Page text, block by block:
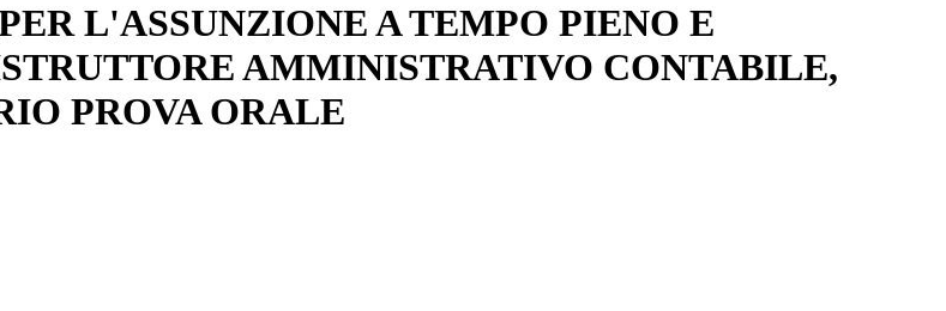
L'ASSUNZIONE A TEMPO PIENO E
AMMINISTRATIVO CONTABILE,
PROVA ORALE